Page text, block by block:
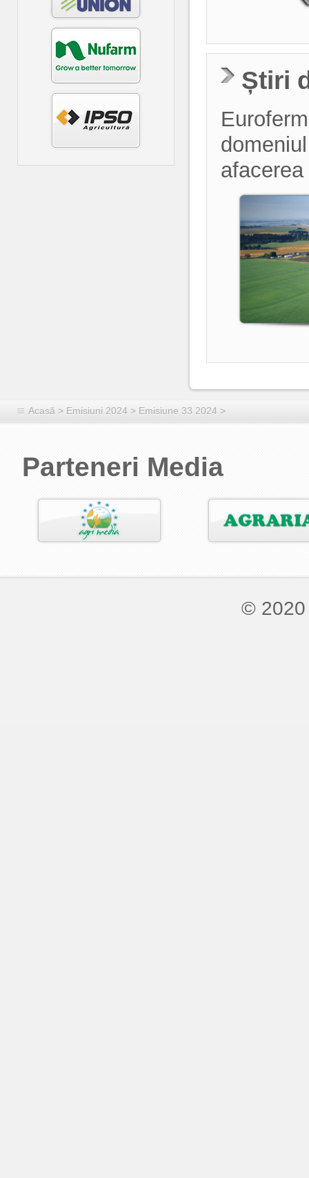
Știri
Acasă > Emisiuni 2024 > Emisiune 33 2024 >
Parteneri Media
©